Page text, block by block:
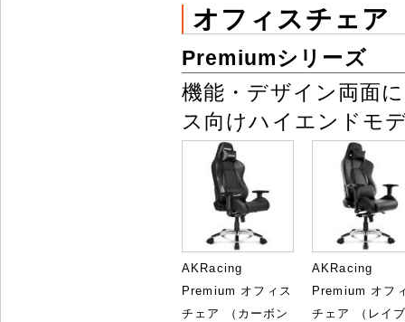
オフィスチェア
Premiumシリーズ
機能・デザイン両面
ス向けハイエンドモ
AKRacing
Premium オフィス
チェア （カーボン
AKRacing
Premium オフ
チェア （レイ